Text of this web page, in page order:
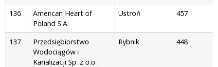
136
American Heart of
Poland S.A.
Ustroń 457
137
Przedsiębiorstwo
Wodociągów i
Kanalizacji Sp. z o.o.
Rybnik 448